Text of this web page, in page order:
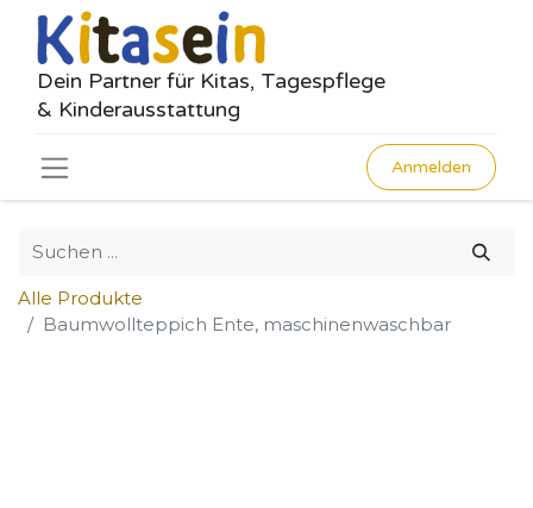
Dein Partner für Kitas, Tagespflege
& Kinderausstattung
Anmelden
Alle Produkte
Baumwollteppich Ente, maschinenwaschbar